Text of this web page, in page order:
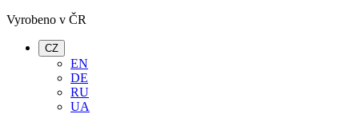
Vyrobeno v ČR
CZ
EN
DE
RU
UA